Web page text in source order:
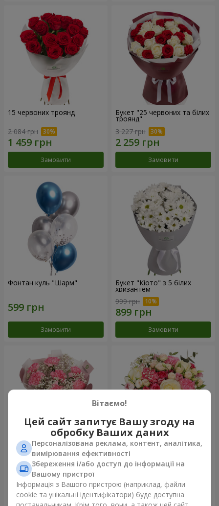
15 червоних троянд
2 084 грн
Замовити
Букет "25 червоних та білих
троянд"
3 227 грн
Замовити
Фонтан куль "Шарм"
Замовити
Букет "Кіото" з 5 білих
хризантем
999 грн
Замовити
Букет "Королева
Карибського моря"
1 249 грн
Замовити
Квіти в коробці "Помпадур"
Замовити
Вітаємо!
Цей сайт запитує Вашу згоду на
обробку Ваших даних
Персоналізована реклама, контент, аналітика,
вимірювання ефективності
Збереження і/або доступ до інформації на
Вашому пристрої
Інформація з Вашого пристрою (наприклад, файли
cookie та унікальні ідентифікатори) буде доступна